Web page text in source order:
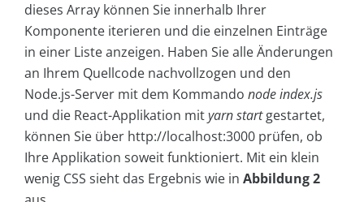
dieses Array können Sie innerhalb Ihrer
Komponente iterieren und die einzelnen Einträge
in einer Liste anzeigen. Haben Sie alle Änderungen
an Ihrem Quellcode nachvollzogen und den
Node.js-Server mit dem Kommando node index.js
und die React-Applikation mityarn startgestartet,
können Sie über http://localhost:3000 prüfen, ob
Ihre Applikation soweit funktioniert. Mit ein klein
wenig CSS sieht das Ergebnis wie in Abbildung 2